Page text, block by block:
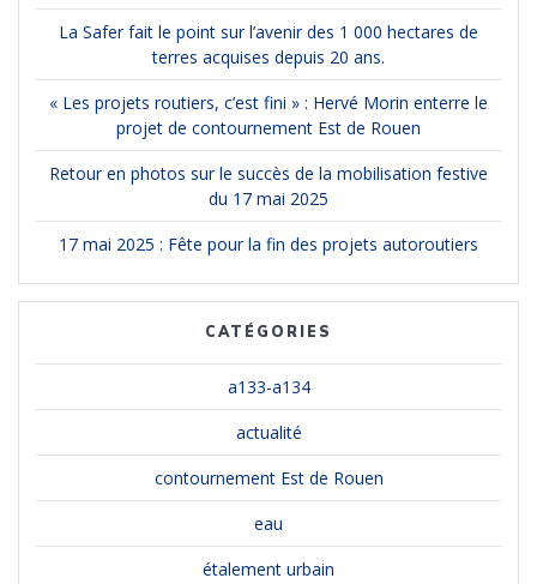
La Safer fait le point sur l’avenir des 1 000 hectares de
terres acquises depuis 20 ans.
« Les projets routiers, c’est fini » : Hervé Morin enterre le
projet de contournement Est de Rouen
Retour en photos sur le succès de la mobilisation festive
du 17 mai 2025
17 mai 2025 : Fête pour la fin des projets autoroutiers
CATÉGORIES
a133-a134
actualité
contournement Est de Rouen
eau
étalement urbain